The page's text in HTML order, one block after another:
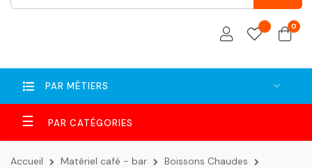
0
PAR MÉTIERS
Basculer
la
navigation
☰
Accueil Matériel café - bar
Boissons Chaudes